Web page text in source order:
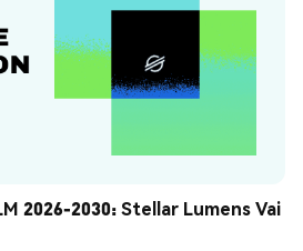
2026-2030: Stellar Lumens Vai